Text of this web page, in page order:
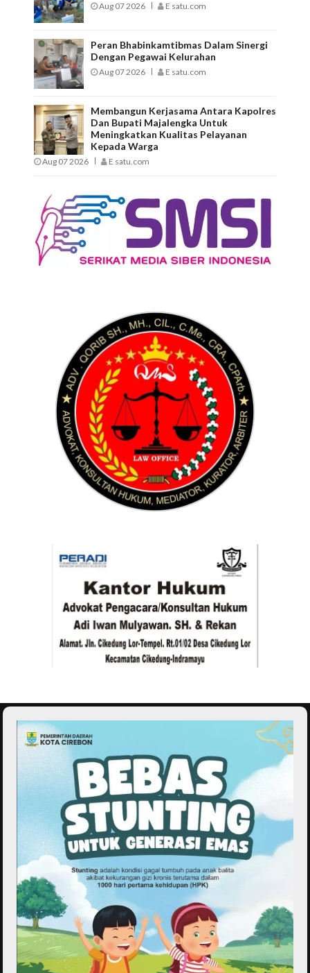
Aug 07 2026 E satu.com
Peran Bhabinkamtibmas Dalam Sinergi
Dengan Pegawai Kelurahan
Aug 07 2026 E satu.com
Membangun Kerjasama Antara Kapolres
Dan Bupati Majalengka Untuk
Meningkatkan Kualitas Pelayanan
Kepada Warga
Aug 07 2026 E satu.com